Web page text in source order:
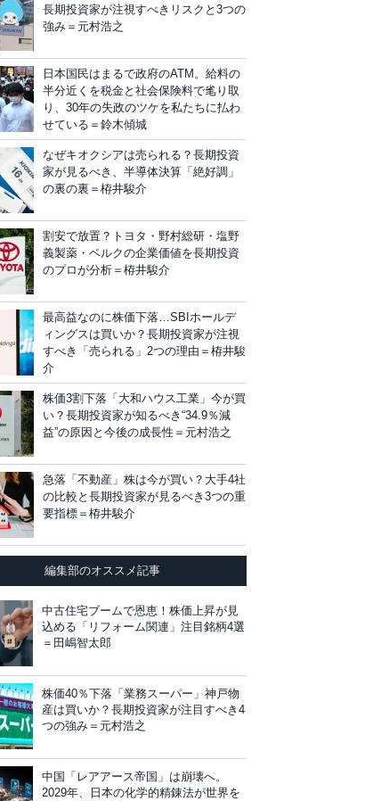
長期投資家が注視すべきリスクと3つの
強み＝元村浩之
日本国民はまるで政府のATM。給料の
半分近くを税金と社会保険料で毟り取
り、30年の失政のツケを私たちに払わ
せている＝鈴木傾城
なぜキオクシアは売られる？長期投資
家が見るべき、半導体決算「絶好調」
の裏の裏＝栫井駿介
割安で放置？トヨタ・野村総研・塩野
義製薬・ベルクの企業価値を長期投資
のプロが分析＝栫井駿介
最高益なのに株価下落…SBIホールデ
ィングスは買いか？長期投資家が注視
すべき「売られる」2つの理由＝栫井駿
介
株価3割下落「大和ハウス工業」今が買
い？長期投資家が知るべき“34.9％減
益”の原因と今後の成長性＝元村浩之
急落「不動産」株は今が買い？大手4社
の比較と長期投資家が見るべき3つの重
要指標＝栫井駿介
編集部のオススメ記事
中古住宅ブームで恩恵！株価上昇が見
込める「リフォーム関連」注目銘柄4選
＝田嶋智太郎
株価40％下落「業務スーパー」神戸物
産は買いか？長期投資家が注目すべき4
つの強み＝元村浩之
中国「レアアース帝国」は崩壊へ。
2029年、日本の化学的精錬法が世界を